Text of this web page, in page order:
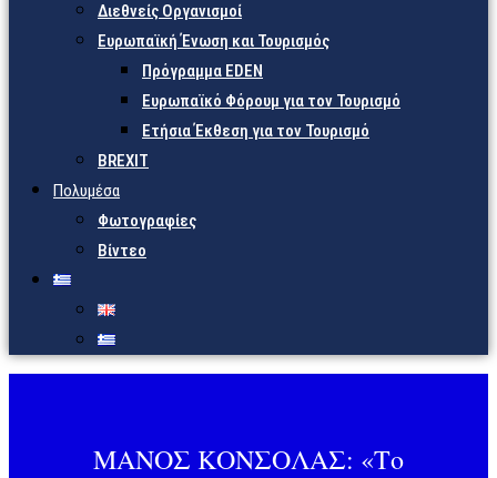
Διεθνείς Οργανισμοί
Ευρωπαϊκή Ένωση και Τουρισμός
Πρόγραμμα EDEN
Ευρωπαϊκό Φόρουμ για τον Τουρισμό
Ετήσια Έκθεση για τον Τουρισμό
BREXIT
Πολυμέσα
Φωτογραφίες
Βίντεο
ΜΑΝΟΣ ΚΟΝΣΟΛΑΣ: «Το